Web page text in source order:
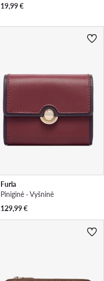
19,99€
Furla
Piniginė · Vyšninė
129,99€